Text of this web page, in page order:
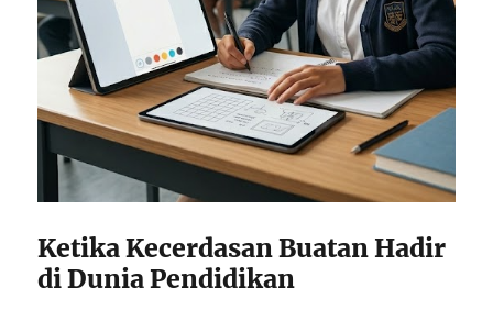
Ketika Kecerdasan Buatan Hadir
di Dunia Pendidikan